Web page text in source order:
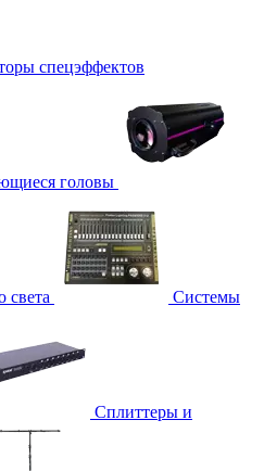
спецэффектов
головы
света Системы
Сплиттеры и